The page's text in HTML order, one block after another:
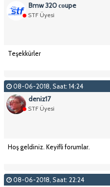
Bmw 320 соupe
STF Üyesi
Teşekkürler
08-06-2018, Saat: 14:24
deniz17
STF Üyesi
Hoş geldiniz. Keyifli forumlar.
08-06-2018, Saat: 22:24